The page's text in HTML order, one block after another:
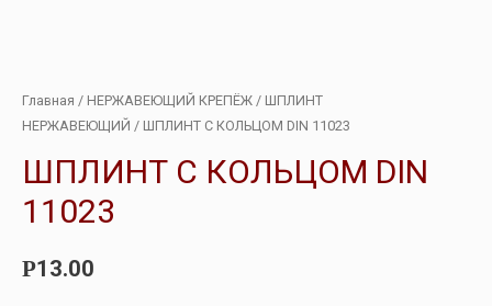
Главная / НЕРЖАВЕЮЩИЙ КРЕПЁЖ / ШПЛИНТ
НЕРЖАВЕЮЩИЙ / ШПЛИНТ С КОЛЬЦОМ DIN 11023
ШПЛИНТ С КОЛЬЦОМ DIN
11023
Р13.00